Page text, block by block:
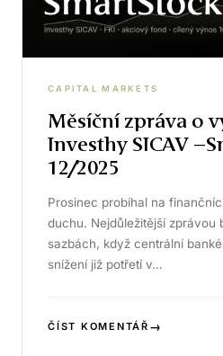
CAPITAL MARKETS
Měsíční zpráva o
Investhy SICAV
12/2025
Prosinec probíhal na
duchu. Nejdůležitější zprávou
sazbách, když centrální
snížení již potřetí v…
ČÍST KOMENTÁŘ →